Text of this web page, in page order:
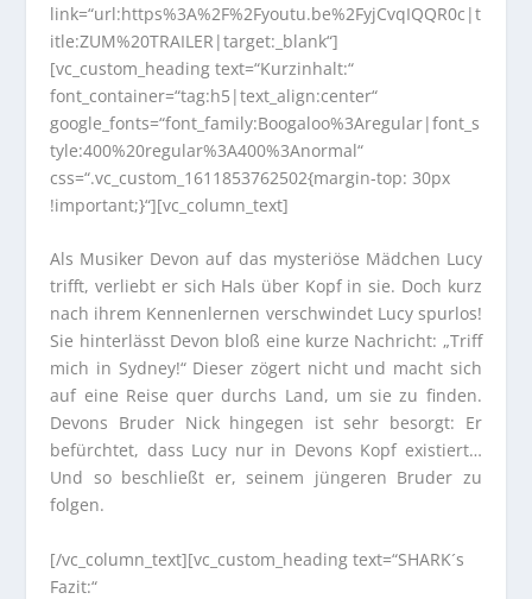
link=“url:https%3A%2F%2Fyoutu.be%2FyjCvqIQQR0c|t
itle:ZUM%20TRAILER|target:_blank“]
[vc_custom_heading text=“Kurzinhalt:“
font_container=“tag:h5|text_align:center“
google_fonts=“font_family:Boogaloo%3Aregular|font_s
tyle:400%20regular%3A400%3Anormal“
css=“.vc_custom_1611853762502{margin-top: 30px
!important;}“][vc_column_text]
Als Musiker Devon auf das mysteriöse Mädchen Lucy
trifft, verliebt er sich Hals über Kopf in sie. Doch kurz
nach ihrem Kennenlernen verschwindet Lucy spurlos!
Sie hinterlässt Devon bloß eine kurze Nachricht: „Triff
mich in Sydney!“ Dieser zögert nicht und macht sich
auf eine Reise quer durchs Land, um sie zu finden.
Devons Bruder Nick hingegen ist sehr besorgt: Er
befürchtet, dass Lucy nur in Devons Kopf existiert…
Und so beschließt er, seinem jüngeren Bruder zu
folgen.
[/vc_column_text][vc_custom_heading text=“SHARK´s
Fazit:“